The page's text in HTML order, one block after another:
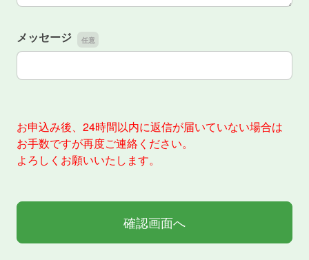
メッセージ
メッセージ
お申込み後、24時間以内に返信が届いていない場合は
お手数ですが再度ご連絡ください。
よろしくお願いいたします。